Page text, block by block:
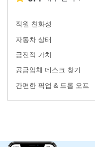
직원 친화성
자동차 상태
금전적 가치
공급업체 데스크 찾기
간편한 픽업 & 드롭 오프